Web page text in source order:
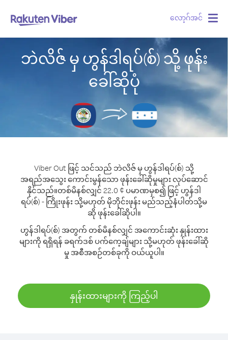
လော့ဂ်အင်
ဘဲလိဇ် မှ ဟွန်ဒါရပ်(စ်) သို့ ဖုန်း
ခေါ်ဆိုပုံ
Viber Out ဖြင့် သင်သည် ဘဲလိဇ် မှ ဟွန်ဒါရပ်(စ်) သို့
အရည်အသွေး ကောင်းမွန်သော ဖုန်းခေါ်ဆိုမှုများ လုပ်ဆောင်
နိုင်သည်။တစ်မိနစ်လျှင် 22.0 ¢ ပမာဏမှစ၍ ဖြင့် ဟွန်ဒါ
ရပ်(စ်) - ကြိုးဖုန်း သို့မဟုတ် မိုဘိုင်းဖုန်း မည်သည့်နံပါတ်သို့မ
ဆို ဖုန်းခေါ်ဆိုပါ။
ဟွန်ဒါရပ်(စ်) အတွက် တစ်မိနစ်လျှင် အကောင်းဆုံး နှုန်းထား
များကို ရရှိရန် ခရက်ဒစ် ပက်ကေ့ချ်များ သို့မဟုတ် ဖုန်းခေါ်ဆို
မှု အစီအစဉ်တစ်ခုကို ဝယ်ယူပါ။
နှုန်းထားများကို ကြည့်ပါ